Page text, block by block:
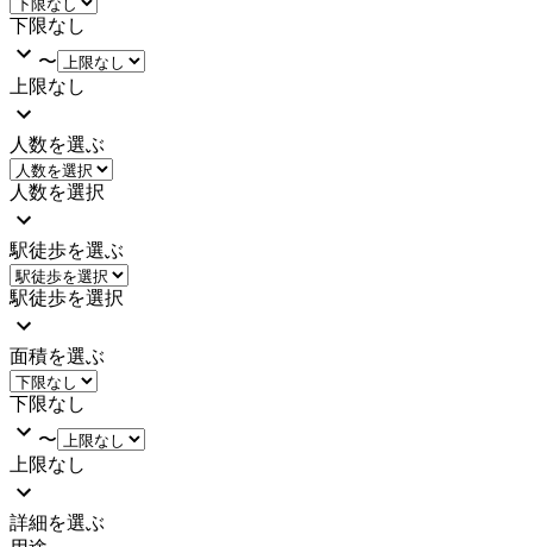
下限なし
〜
上限なし
人数を選ぶ
人数を選択
駅徒歩を選ぶ
駅徒歩を選択
面積を選ぶ
下限なし
〜
上限なし
詳細を選ぶ